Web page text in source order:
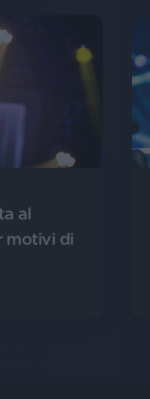
al
motivi di